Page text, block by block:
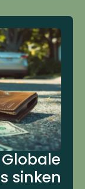
sinken